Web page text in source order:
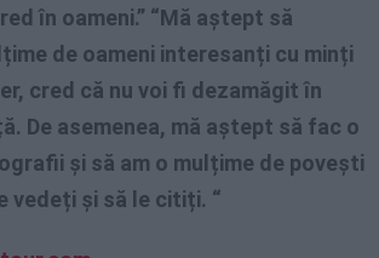
în oameni.” “Mă aștept să
de oameni interesanți cu minți
cred că nu voi fi dezamăgit în
De asemenea, mă aștept să fac o
și să am o mulțime de povești
vedeți și să le citiți. “